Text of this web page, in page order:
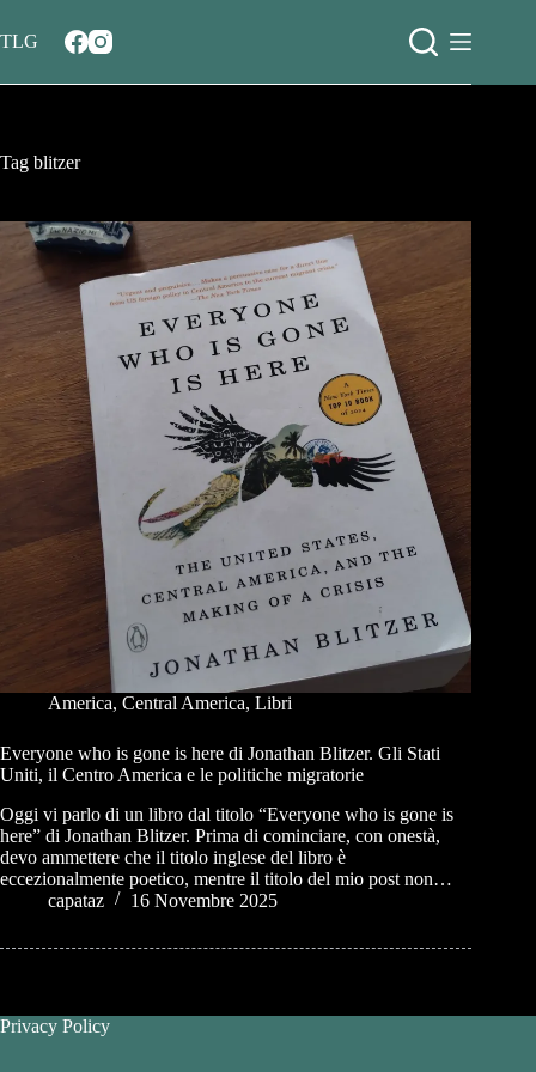
al
contenuto
TLG
Tag blitzer
America, Central America, Libri
Everyone who is gone is here di Jonathan Blitzer. Gli Stati
Uniti, il Centro America e le politiche migratorie
Oggi vi parlo di un libro dal titolo “Everyone who is gone is
here” di Jonathan Blitzer. Prima di cominciare, con onestà,
devo ammettere che il titolo inglese del libro è
eccezionalmente poetico, mentre il titolo del mio post non…
capataz
16 Novembre 2025
Privacy Policy